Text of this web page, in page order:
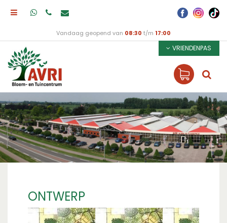
Vandaag geopend van 08:30 t/m 17:00
VRIENDENPAS
ONTWERP